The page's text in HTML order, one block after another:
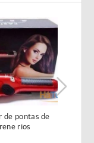
de pontas de
rios